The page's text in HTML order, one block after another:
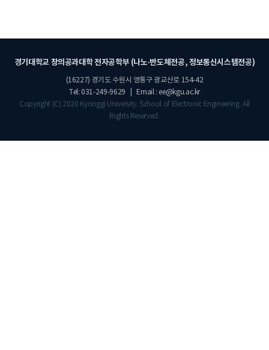
경기대학교 창의공과대학 전자공학부 (나노·반도체전공, 정보통신시스템전공)
(16227) 경기도 수원시 영통구 광교산로 154-42
Tel: 031-249-9629 | Email : ee@kgu.ac.kr
Copyright (C) 2020 Kyonggi University. School of Electronic Engineering. All
Rights Reserved.